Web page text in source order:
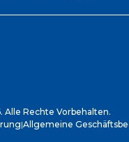
Alle Rechte Vorbehalten.
|Allgemeine